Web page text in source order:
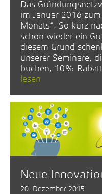
Das
im Januar 2016
Monats“. So kurz
schon wieder ein
diesem Grund
unserer Seminare,
buchen, 10%
lesen
Neue
20. Dezember 2015